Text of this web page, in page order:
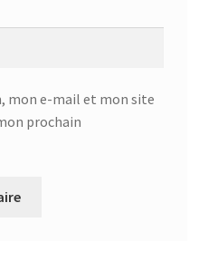
mon e-mail et mon site
prochain